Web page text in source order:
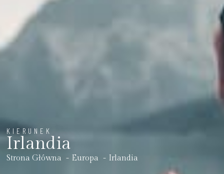
KIERUNEK
Irlandia
Strona Główna Europa Irlandia